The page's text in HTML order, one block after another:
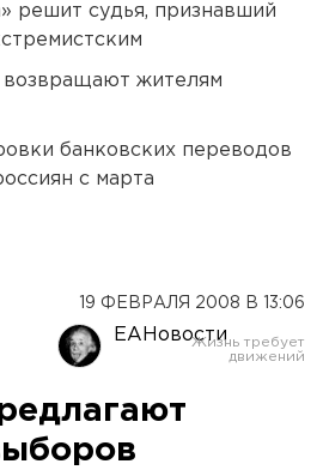
решит судья, признавший
жителям
банковских переводов
с марта
19 ФЕВРАЛЯ 2008 В 13:06
ЕАНовости